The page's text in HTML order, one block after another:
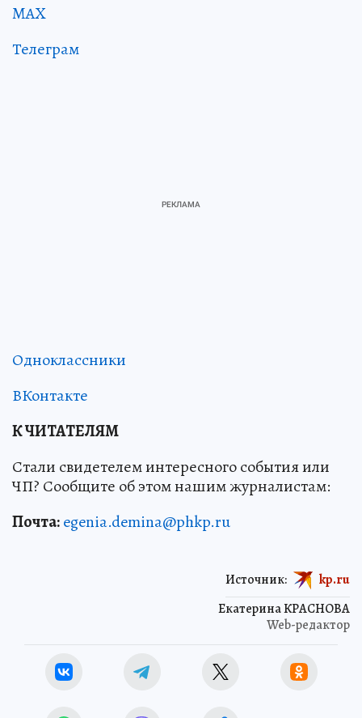
MAX
Телеграм
Одноклассники
ВКонтакте
К ЧИТАТЕЛЯМ
Стали свидетелем интересного события или
ЧП? Сообщите об этом нашим журналистам:
Почта:egenia.demina@phkp.ru
Екатерина КРАСНОВА
Web-редактор
Источник: kp.ru